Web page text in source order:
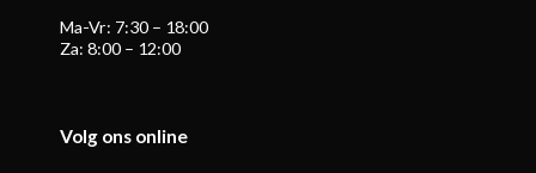
Ma-Vr: 7:30 – 18:00
Za: 8:00 – 12:00
Volg ons online